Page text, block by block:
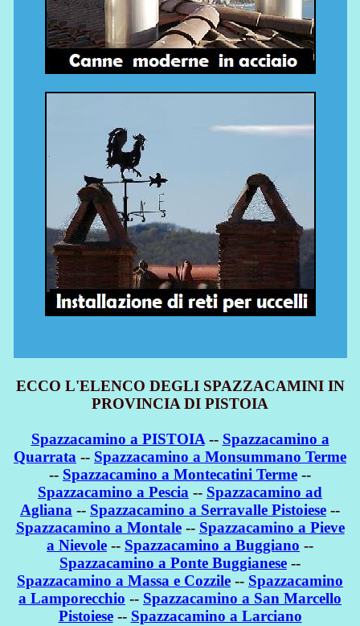
ECCO L'ELENCO DEGLI SPAZZACAMINI IN
PROVINCIA DI PISTOIA
Spazzacamino a PISTOIA-- Spazzacamino a
Quarrata -- Spazzacamino a Monsummano Terme
-- Spazzacamino a Montecatini Terme --
Spazzacamino a Pescia -- Spazzacamino ad
Agliana -- Spazzacamino a Serravalle Pistoiese --
Spazzacamino a Montale-- Spazzacamino a Pieve
a Nievole -- Spazzacamino a Buggiano --
Spazzacamino a Ponte Buggianese --
Spazzacamino a Massa e Cozzile -- Spazzacamino
a Lamporecchio -- Spazzacamino a San Marcello
Pistoiese-- Spazzacamino a Larciano